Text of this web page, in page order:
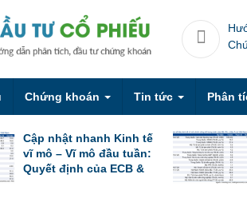
Chứng khoán Tin tức Phân
Cập nhật nhanh Kinh tế
vĩ mô – Vĩ mô đầu tuần:
Quyết định của ECB &